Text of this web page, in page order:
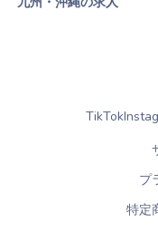
TikTok
プ
特定